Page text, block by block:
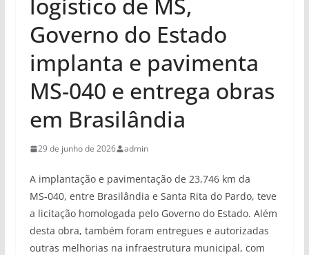
Governo do Estado
implanta e pavimenta
MS-040 e entrega obras
em Brasilândia
29 de junho de 2026 admin
A implantação e pavimentação de 23,746 km da
MS‑040, entre Brasilândia e Santa Rita do Pardo, teve
a licitação homologada pelo Governo do Estado. Além
desta obra, também foram entregues e autorizadas
outras melhorias na infraestrutura municipal, com